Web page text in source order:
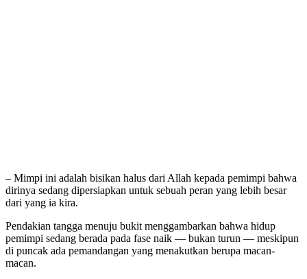
– Mimpi ini adalah bisikan halus dari Allah kepada pemimpi bahwa
dirinya sedang dipersiapkan untuk sebuah peran yang lebih besar
dari yang ia kira.
Pendakian tangga menuju bukit menggambarkan bahwa hidup
pemimpi sedang berada pada fase naik — bukan turun — meskipun
di puncak ada pemandangan yang menakutkan berupa macan-
macan.